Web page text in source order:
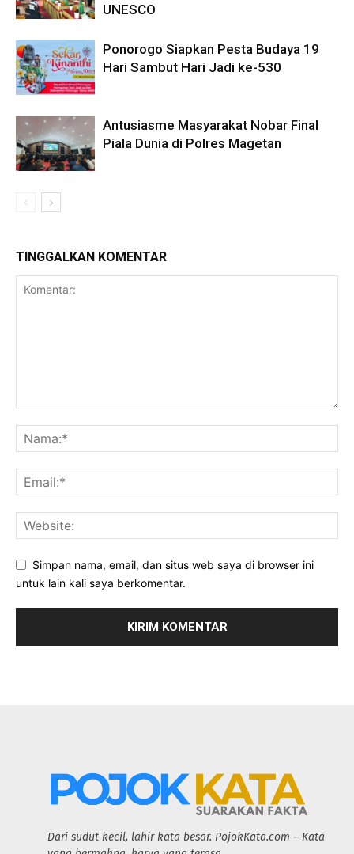
UNESCO
Ponorogo Siapkan Pesta Budaya 19
Hari Sambut Hari Jadi ke-530
Antusiasme Masyarakat Nobar Final
Piala Dunia di Polres Magetan
TINGGALKAN KOMENTAR
Simpan nama, email, dan situs web saya di browser ini
untuk lain kali saya berkomentar.
Dari sudut kecil, lahir kata besar. PojokKata.com – Kata